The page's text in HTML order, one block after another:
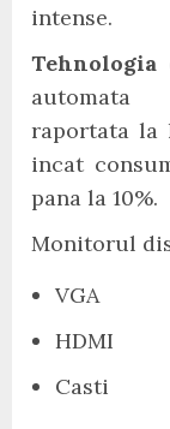
intense.
automata
raportata la
incat
pana la 10%.
Monitorul
VGA
HDMI
Casti